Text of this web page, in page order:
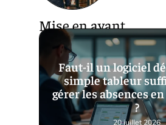
Mise en avant
Faut-il un logiciel
simple tableur
gérer les absences
?